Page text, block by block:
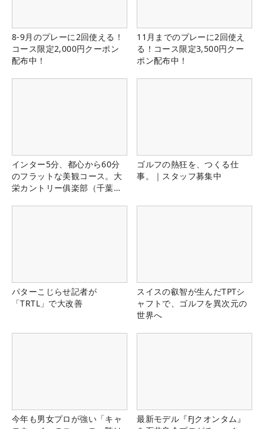
8-9月のプレーに2回使える！
コース限定2,000円クーポン
配布中！
11月までのプレーに2回使え
る！コース限定3,500円クー
ポン配布中！
インター5分、都心から60分
のフラットな美観コース。大
栄カントリー俱楽部（千葉
ゴルフの熱狂を、つくる仕
事。｜スタッフ募集中
パターこじらせ記者が
「TRTL」で大改善
スイスの叡智が生んだTPTシ
ャフトで、ゴルフを異次元の
世界へ
今年も男女プロが強い「キャ
最新モデル『FJクオンタム』